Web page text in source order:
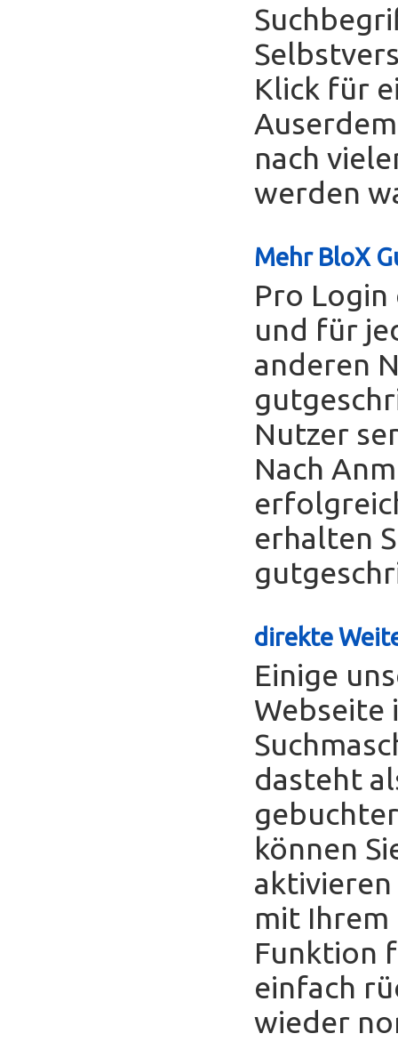
Klick für
nach
werden
Mehr BloX
Pro Login
und für
anderen
Nutzer
Nach
erhalten
direkte
Einige
Webseite
dasteht
können
aktivieren
mit Ihrem
Funktion
einfach
wieder